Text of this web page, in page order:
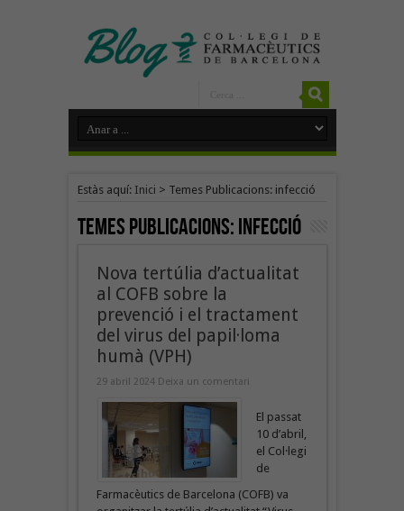
Estàs aquí: Inici > Temes Publicacions: infecció
Temes Publicacions:infecció
Nova tertúlia d’actualitat
al COFB sobre la
prevenció i el tractament
del virus del papil·loma
humà (VPH)
29 abril 2024 Deixa un comentari
El passat
10 d’abril,
el Col·legi
de
Farmacèutics de Barcelona (COFB) va